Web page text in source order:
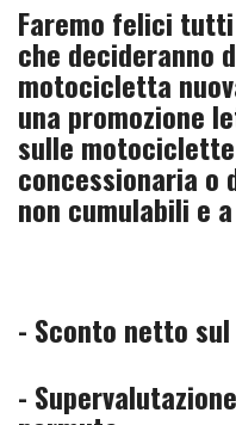
Faremo felici
che decideranno
motocicletta
una promozione
sulle
concessionaria o
non cumulabili e
- Sconto netto
-